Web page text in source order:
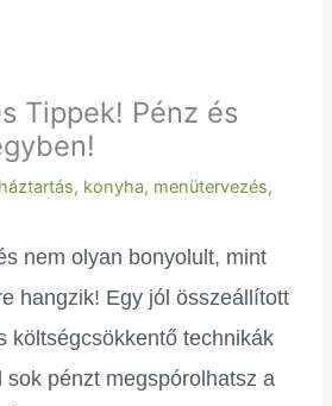
Tippek! Pénz és
háztartás, konyha, menütervezés,
nem olyan bonyolult, mint
hangzik! Egy jól összeállított
költségcsökkentő technikák
sok pénzt megspórolhatsz a